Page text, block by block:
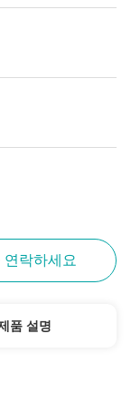
연락하세요
품 설명